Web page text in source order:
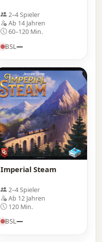
2–4 Spieler
Ab 14 Jahren
60–120 Min.
BSL —
Imperial Steam
2–4 Spieler
Ab 12 Jahren
120 Min.
BSL—